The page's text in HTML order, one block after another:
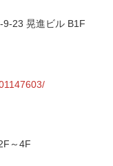
23 晃進ビル B1F
～4F